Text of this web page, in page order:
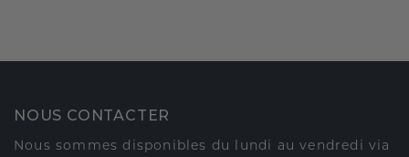
NOUS CONTACTER
Nous sommes disponibles du lundi au vendredi via